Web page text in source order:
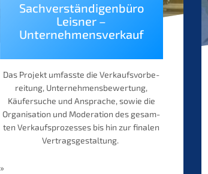
Sachver­stän­di­gen­bü­ro
Leisner –
Unternehmensverkauf
Das Projekt umfass­te die Verkaufs­vor­be­
rei­tung, Unter­neh­mens­be­wer­tung,
Käufer­su­che und Anspra­che, sowie die
Organi­sa­ti­on und Modera­ti­on des gesam­
ten Verkaufs­pro­zes­ses bis hin zur finalen
Vertragsgestaltung.
»